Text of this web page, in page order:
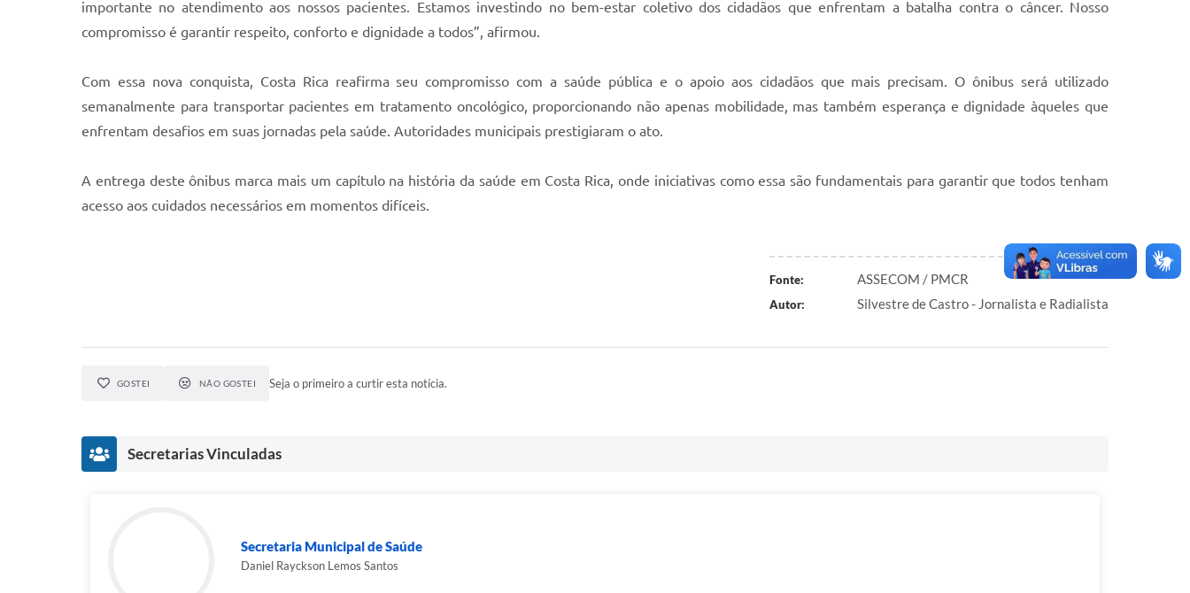
importante no atendimento aos nossos pacientes. Estamos investindo no bem-estar coletivo dos cidadãos que enfrentam a batalha contra o câncer. Nosso
compromisso é garantir respeito, conforto e dignidade a todos”, afirmou.
Com essa nova conquista, Costa Rica reafirma seu compromisso com a saúde pública e o apoio aos cidadãos que mais precisam. O ônibus será utilizado
semanalmente para transportar pacientes em tratamento oncológico, proporcionando não apenas mobilidade, mas também esperança e dignidade àqueles que
enfrentam desafios em suas jornadas pela saúde. Autoridades municipais prestigiaram o ato.
A entrega deste ônibus marca mais um capítulo na história da saúde em Costa Rica, onde iniciativas como essa são fundamentais para garantir que todos tenham
acesso aos cuidados necessários em momentos difíceis.
Fonte: ASSECOM / PMCR
Autor: Silvestre de Castro - Jornalista e Radialista
GOSTEI NÃO GOSTEI Seja o primeiro a curtir esta notícia.
Secretarias Vinculadas
Secretaria Municipal de Saúde
Daniel Rayckson Lemos Santos